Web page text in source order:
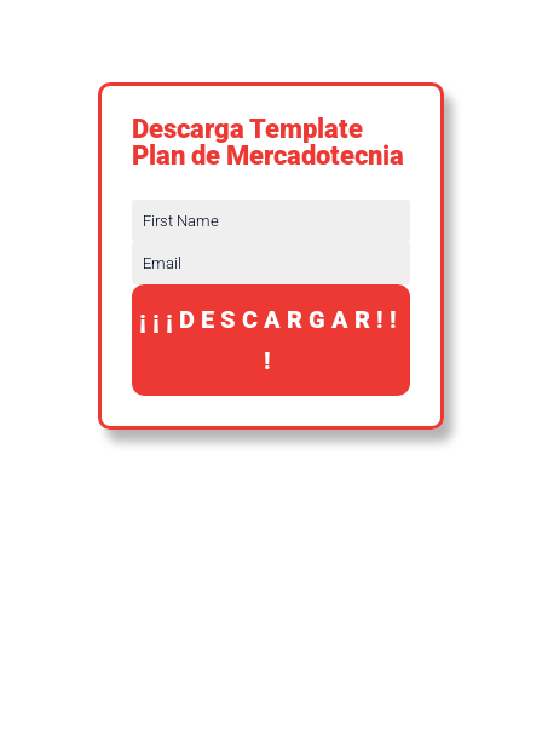
Descarga Template
Plan de Mercadotecnia
¡¡¡DESCARGAR!!
!